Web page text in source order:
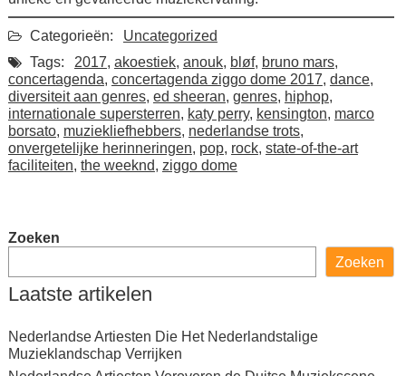
Categorieën:
Uncategorized
Tags:
2017, akoestiek, anouk, bløf, bruno mars,
concertagenda, concertagenda ziggo dome 2017, dance,
diversiteit aan genres, ed sheeran, genres, hiphop,
internationale supersterren, katy perry, kensington, marco
borsato, muziekliefhebbers, nederlandse trots,
onvergetelijke herinneringen, pop, rock, state-of-the-art
faciliteiten, the weeknd, ziggo dome
Zoeken
Zoeken
Laatste artikelen
Nederlandse Artiesten Die Het Nederlandstalige
Muzieklandschap Verrijken